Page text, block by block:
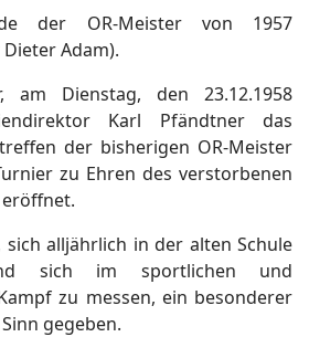
der OR-Meister von 1957
Adam).
am Dienstag, den 23.12.1958
Karl Pfändtner das
der bisherigen OR-Meister
zu Ehren des verstorbenen
alljährlich in der alten Schule
sich im sportlichen und
zu messen, ein besonderer
gegeben.